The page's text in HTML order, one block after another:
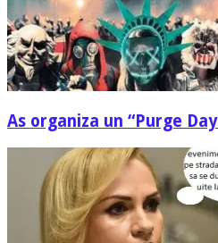
As organiza un “Purge